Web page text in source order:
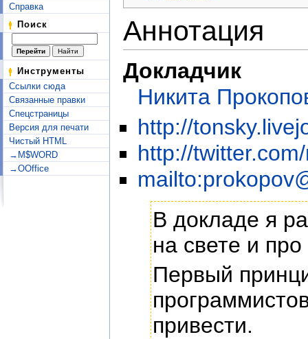
Справка
Поиск
Инструменты
Ссылки сюда
Связанные правки
Спецстраницы
Версия для печати
Чистый HTML
→M$WORD
→OOffice
Аннотация
Докладчик
Никита
http://
http://
В докладе я
на свете и
Первый
привести.